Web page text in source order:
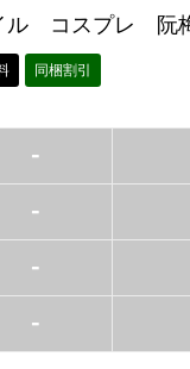
ル コスプレ 阮
同梱割引
-
-
-
-